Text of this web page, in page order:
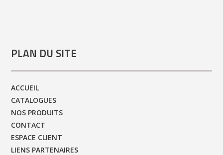
PLAN DU SITE
ACCUEIL
CATALOGUES
NOS PRODUITS
CONTACT
ESPACE CLIENT
LIENS PARTENAIRES